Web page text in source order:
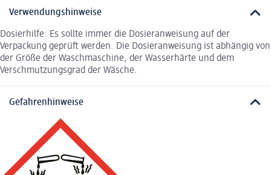
Verwendungshinweise
Dosierhilfe: Es sollte immer die Dosieranweisung auf der
Verpackung geprüft werden. Die Dosieranweisung ist abhängig von
der Größe der Waschmaschine, der Wasserhärte und dem
Verschmutzungsgrad der Wäsche.
Gefahrenhinweise